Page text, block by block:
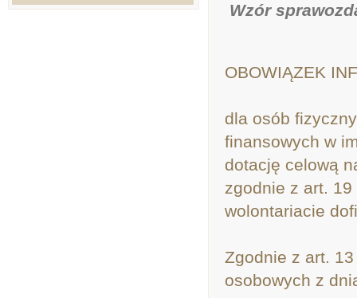
Wzór
OBOWIĄZEK
dla osób
finansowych w
dotację celową
zgodnie z art.
wolontariacie
Zgodnie z art.
osobowych z